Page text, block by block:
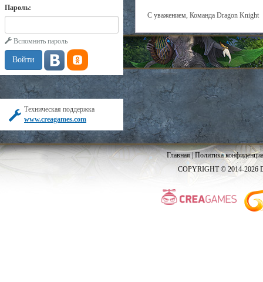
Пароль:
Вспомнить пароль
Техническая поддержка
www.creagames.com
С уважением, Команда Dragon Knight
Главная|Политика
COPYRIGHT © 2014-2026